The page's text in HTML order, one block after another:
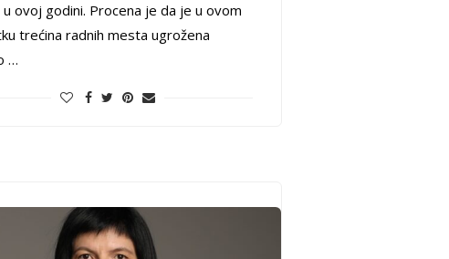
ovoj godini. Procena je da je u ovom
trećina radnih mesta ugrožena
…